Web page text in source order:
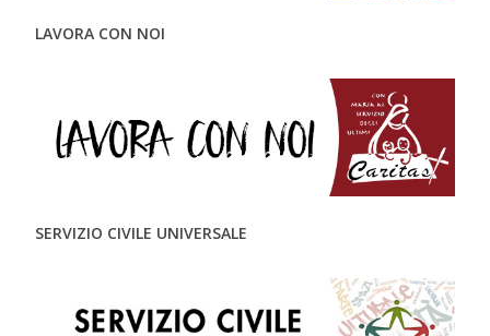
LAVORA CON NOI
SERVIZIO CIVILE UNIVERSALE